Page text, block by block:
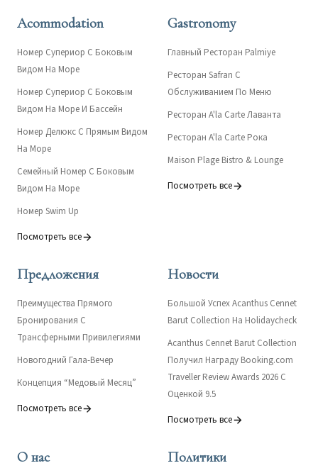
Acommodation
Номер Супериор С Боковым
Видом На Море
Номер Супериор С Боковым
Видом На Море И Бассейн
Номер Делюкс С Прямым Видом
На Море
Семейный Номер С Боковым
Видом На Море
Номер Swim Up
Посмотреть все
Gastronomy
Главный Ресторан Palmiye
Ресторан Safran С
Обслуживанием По Меню
Ресторан A'la Carte Лаванта
Ресторан A'la Carte Рока
Maison Plage Bistro & Lounge
Посмотреть все
Предложения
Преимущества Прямого
Бронирования С
Трансферными Привилегиями
Новогодний Гала-Вечер
Концепция “Медовый Месяц”
Посмотреть все
Новости
Большой Успех Acanthus Cennet
Barut Collection На Holidaycheck
Acanthus Cennet Barut Collection
Получил Награду Booking.com
Traveller Review Awards 2026 С
Оценкой 9.5
Посмотреть все
О нас Политики